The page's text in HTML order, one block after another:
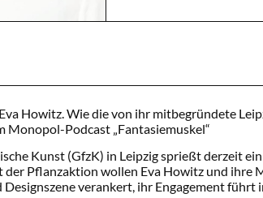
Howitz. Wie die von ihr mitbegründete
Monopol-Podcast „Fantasiemuskel“
Kunst (GfzK) in Leipzig sprießt derzeit
Pflanzaktion wollen Eva Howitz und
verankert, ihr Engagement führt